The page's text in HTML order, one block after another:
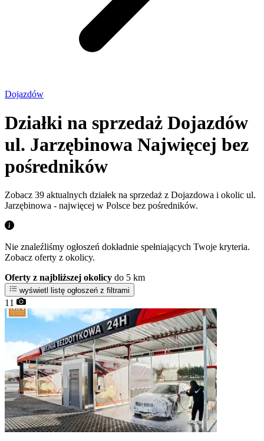
Dojazdów
Działki na sprzedaż Dojazdów
ul. Jarzębinowa Najwięcej bez
pośredników
Zobacz 39 aktualnych działek na sprzedaż z Dojazdowa i okolic ul.
Jarzębinowa - najwięcej w Polsce bez pośredników.
Nie znaleźliśmy ogłoszeń dokładnie spełniających Twoje kryteria.
Zobacz oferty z okolicy.
Oferty z najbliższej okolicy do 5 km
wyświetl listę ogłoszeń z filtrami
11